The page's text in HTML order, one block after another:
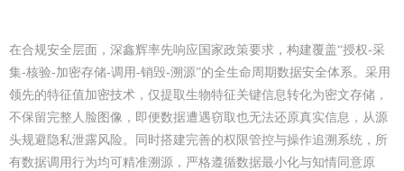
在合规安全层面，深鑫辉率先响应国家政策要求，构建覆盖“授权-采
集-核验-加密存储-调用-销毁-溯源”的全生命周期数据安全体系。采用
领先的特征值加密技术，仅提取生物特征关键信息转化为密文存储，
不保留完整人脸图像，即便数据遭遇窃取也无法还原真实信息，从源
头规避隐私泄露风险。同时搭建完善的权限管控与操作追溯系统，所
有数据调用行为均可精准溯源，严格遵循数据最小化与知情同意原